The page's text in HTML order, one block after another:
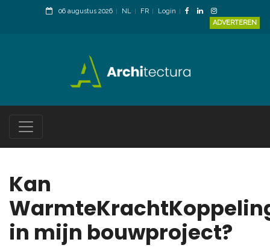
06 augustus 2026 NL FR
Login
ADVERTEREN
Kan
in mijn bouwproject?